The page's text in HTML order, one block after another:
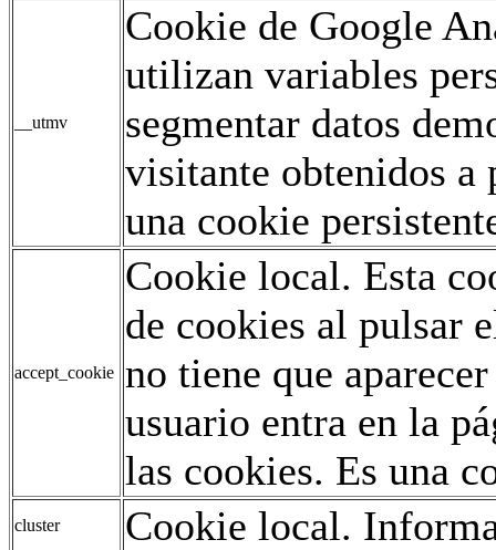
__utmv
Cookie de Google
utilizan variables
segmentar datos
visitante obtenidos a
una cookie
accept_cookie
Cookie local. Esta
de cookies al pulsar
no tiene que
usuario entra en la
las cookies. Es una
cluster Cookie local.